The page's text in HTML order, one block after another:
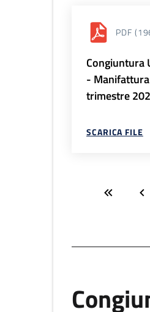
PDF
Congiuntura
-
trimestre
SCARICA FILE